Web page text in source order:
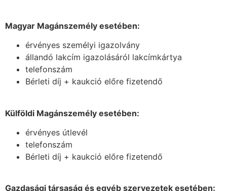
Magyar Magánszemély esetében:
érvényes személyi igazolvány
állandó lakcím igazolásáról lakcímkártya
telefonszám
Bérleti díj + kaukció előre fizetendő
Külföldi Magánszemély esetében:
érvényes útlevél
telefonszám
Bérleti díj + kaukció előre fizetendő
Gazdasági társaság és egyéb szervezetek esetében: